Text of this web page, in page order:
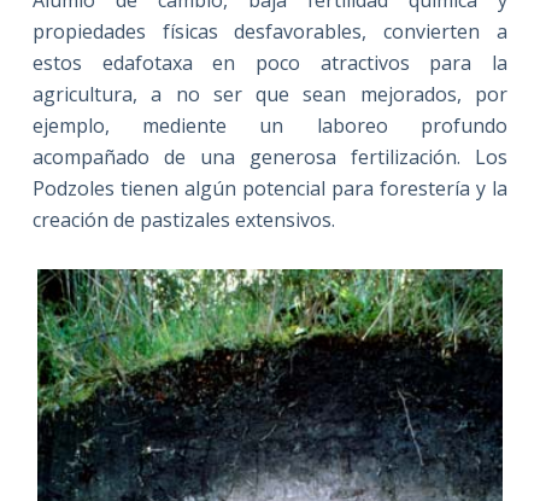
propiedades físicas desfavorables, convierten a
estos edafotaxa en poco atractivos para la
agricultura, a no ser que sean mejorados, por
ejemplo, mediente un laboreo profundo
acompañado de una generosa fertilización. Los
Podzoles tienen algún potencial para forestería y la
creación de pastizales extensivos.